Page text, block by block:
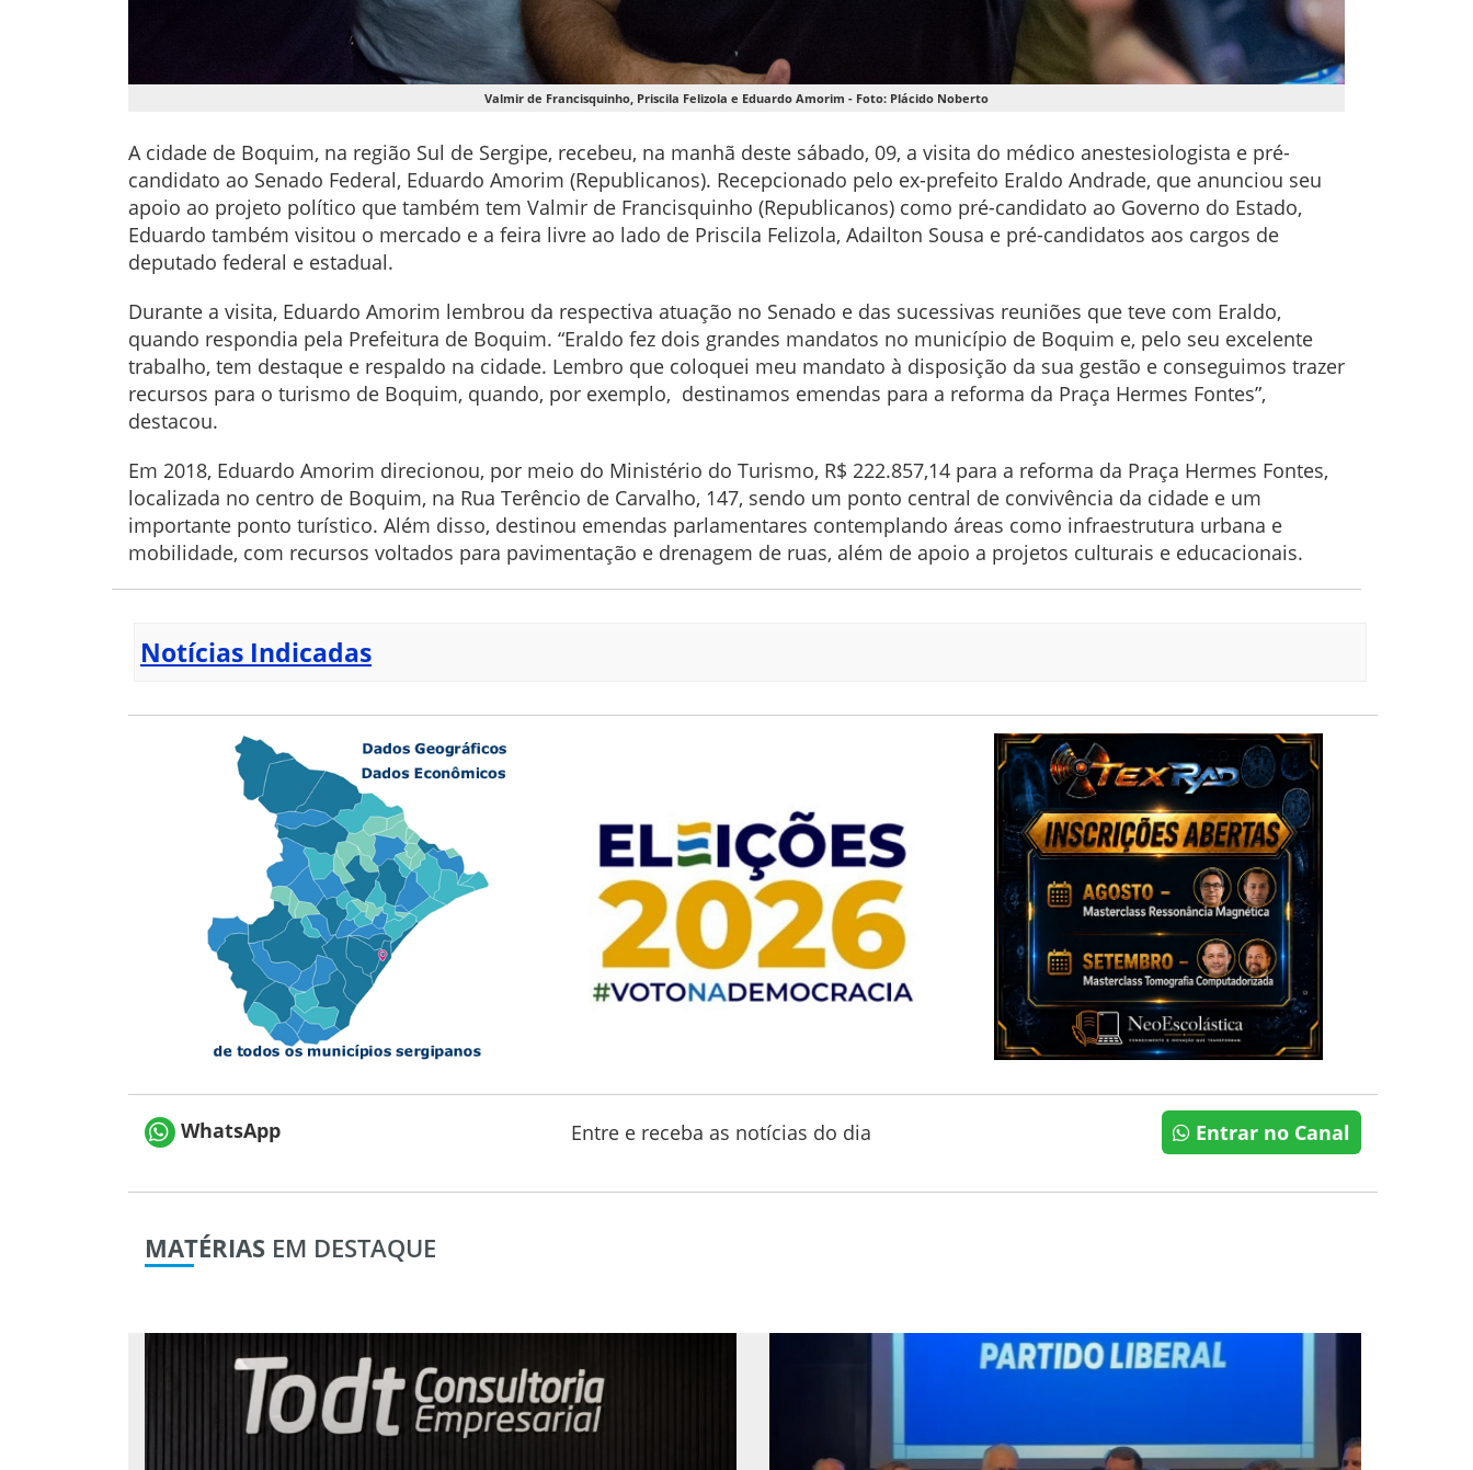
Valmir de Francisquinho, Priscila Felizola e Eduardo Amorim - Foto: Plácido Noberto
A cidade de Boquim, na região Sul de Sergipe, recebeu, na manhã deste sábado, 09, a visita do médico anestesiologista e pré-
candidato ao Senado Federal, Eduardo Amorim (Republicanos). Recepcionado pelo ex-prefeito Eraldo Andrade, que anunciou seu
apoio ao projeto político que também tem Valmir de Francisquinho (Republicanos) como pré-candidato ao Governo do Estado,
Eduardo também visitou o mercado e a feira livre ao lado de Priscila Felizola, Adailton Sousa e pré-candidatos aos cargos de
deputado federal e estadual.
Durante a visita, Eduardo Amorim lembrou da respectiva atuação no Senado e das sucessivas reuniões que teve com Eraldo,
quando respondia pela Prefeitura de Boquim. “Eraldo fez dois grandes mandatos no município de Boquim e, pelo seu excelente
trabalho, tem destaque e respaldo na cidade. Lembro que coloquei meu mandato à disposição da sua gestão e conseguimos trazer
recursos para o turismo de Boquim, quando, por exemplo, destinamos emendas para a reforma da Praça Hermes Fontes”,
destacou.
Em 2018, Eduardo Amorim direcionou, por meio do Ministério do Turismo, R$ 222.857,14 para a reforma da Praça Hermes Fontes,
localizada no centro de Boquim, na Rua Terêncio de Carvalho, 147, sendo um ponto central de convivência da cidade e um
importante ponto turístico. Além disso, destinou emendas parlamentares contemplando áreas como infraestrutura urbana e
mobilidade, com recursos voltados para pavimentação e drenagem de ruas, além de apoio a projetos culturais e educacionais.
Notícias Indicadas
WhatsApp Entre e receba as notícias do dia Entrar no Canal
MATÉRIAS EM DESTAQUE